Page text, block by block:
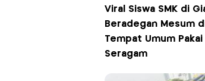
Viral Siswa SMK di
Beradegan Mesum
Tempat Umum Pakai
Seragam